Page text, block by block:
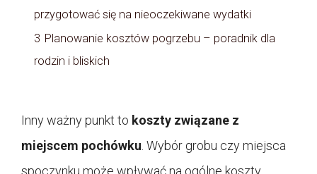
przygotować się na nieoczekiwane wydatki
3 Planowanie kosztów pogrzebu – poradnik dla
rodzin i bliskich
Inny ważny punkt to koszty związane z
miejscem pochówku. Wybór grobu czy miejsca